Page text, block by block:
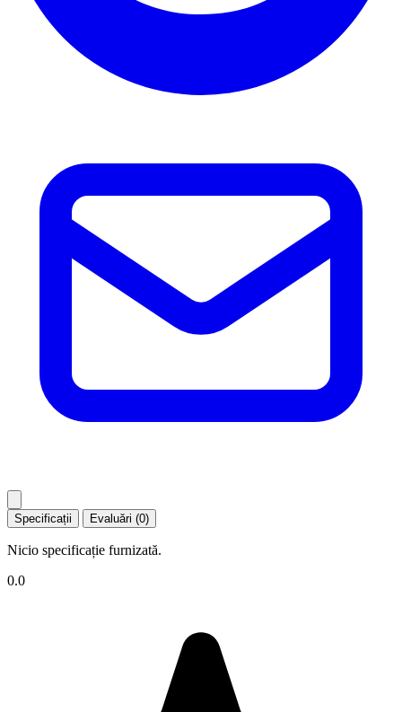
Specificații Evaluări (0)
Nicio specificație furnizată.
0.0